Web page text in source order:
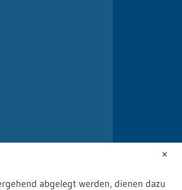
✕
abgelegt werden, dienen dazu